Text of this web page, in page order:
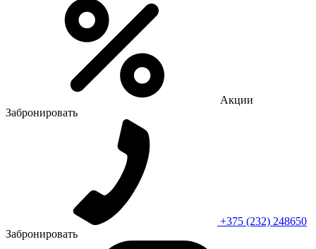
Акции
Забронировать
+375 (232) 248650
Забронировать